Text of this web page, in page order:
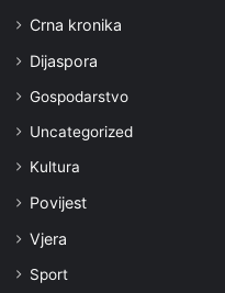
Crna kronika
Dijaspora
Gospodarstvo
Uncategorized
Kultura
Povijest
Vjera
Sport